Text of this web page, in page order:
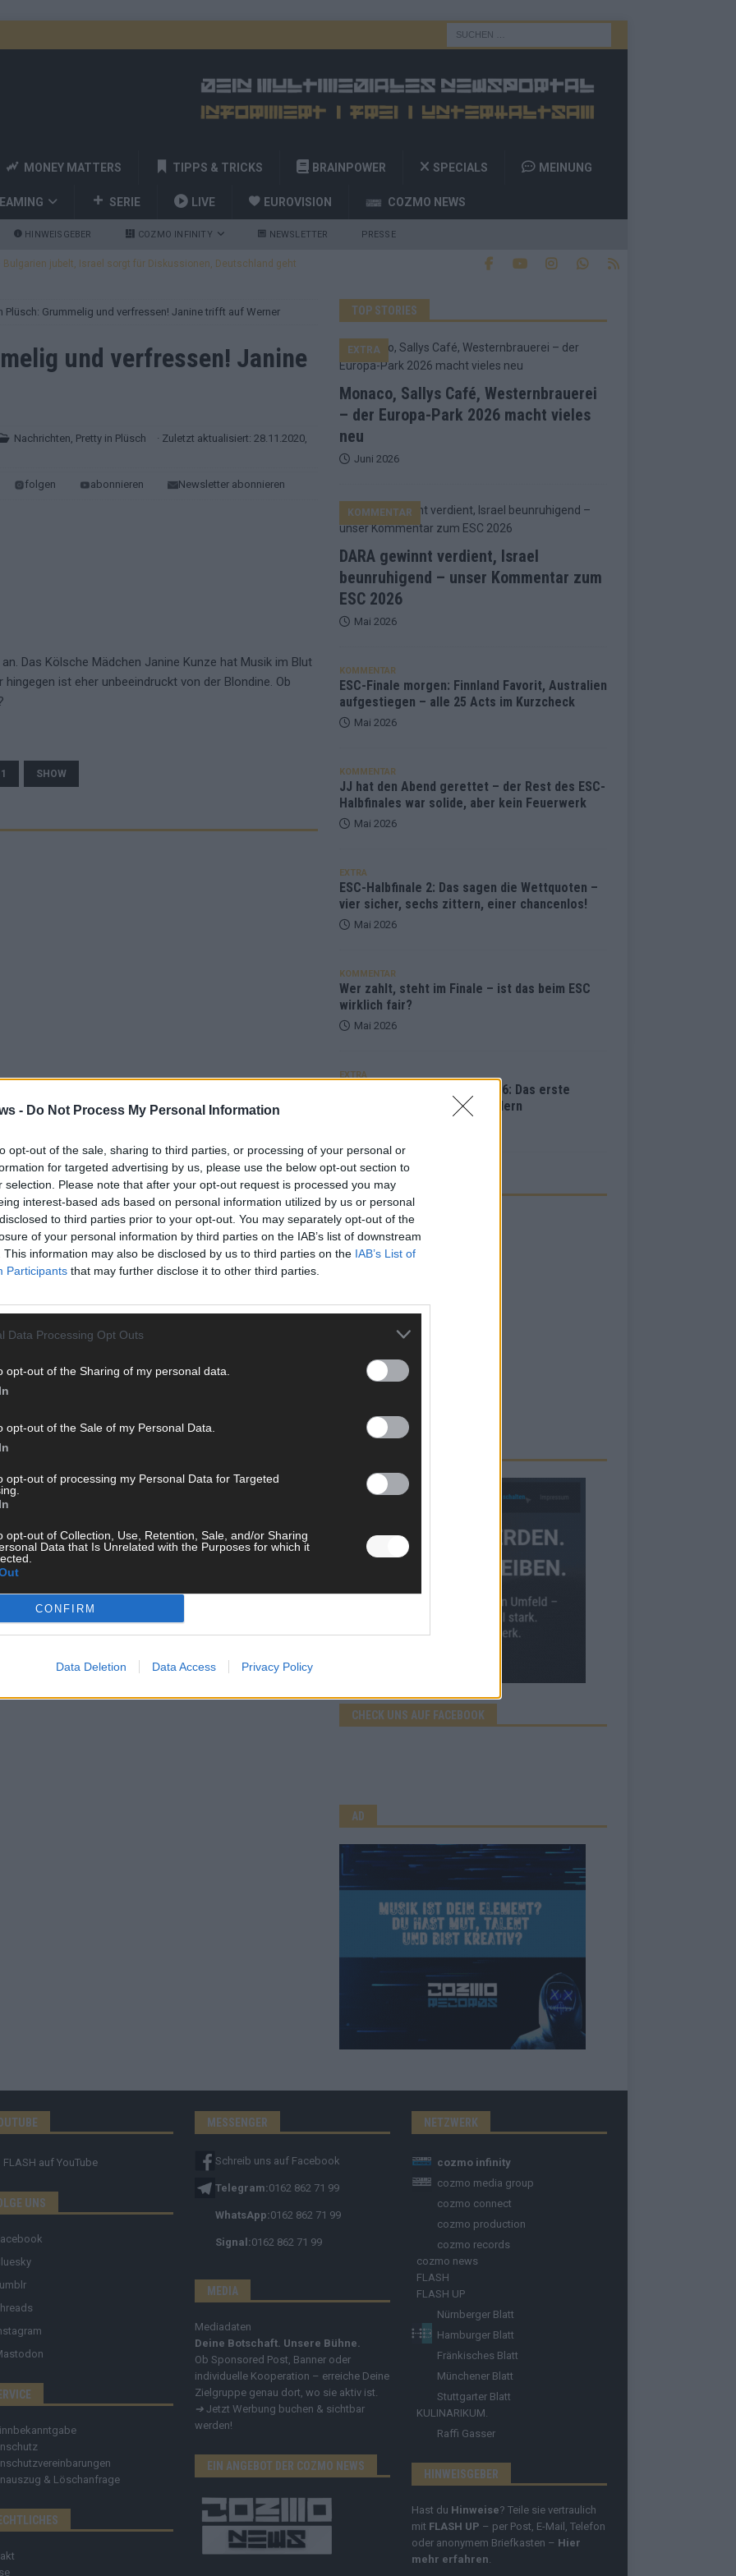
- Do Not Process My Personal Information
opt-out of the sale, sharing to third parties, or processing of your personal or
for targeted advertising by us, please use the below opt-out section to
selection. Please note that after your opt-out request is processed you may
interest-based ads based on personal information utilized by us or personal
to third parties prior to your opt-out. You may separately opt-out of the
of your personal information by third parties on the IAB’s list of downstream
This information may also be disclosed by us to third parties on the IAB’s List of
Participants that may further disclose it to other third parties.
Data Processing Opt Outs
opt-out of the Sharing of my personal data.
opt-out of the Sale of my Personal Data.
opt-out of processing my Personal Data for Targeted
opt-out of Collection, Use, Retention, Sale, and/or Sharing
Data that Is Unrelated with the Purposes for which it
CONFIRM
Data Deletion Data Access Privacy Policy
MONEY MATTERS TIPPS & TRICKS BRAINPOWER SPECIALS MEINUNG
SERIE LIVE EUROVISION COZMO NEWS
HINWEISGEBER COZMO INFINITY NEWSLETTER PRESSE
Bulgarien jubelt, Israel sorgt für Diskussionen, Deutschland geht
und Billy Joel – das ESC-Finale wird eine Party
Startreihenfolge steht, Deutschland singt als Zweites!
Favorit, Australien aufgestiegen – alle 25 Acts im Kurzcheck
Zahl zur Ikone wurde: 70 Jahre ESC-Wertungsgeschichte!
– der Europa-Park 2026 macht vieles neu EXTRA
beunruhigend – unser Kommentar zum ESC 2026
Plüsch: Grummelig und verfressen! Janine trifft auf Werner
und verfressen! Janine
Nachrichten, Pretty in Plüsch
· Zuletzt aktualisiert: 28.11.2020,
folgen abonnieren Newsletter abonnieren
Das Kölsche Mädchen Janine Kunze hat Musik im Blut
ist eher unbeeindruckt von der Blondine. Ob
SHOW
UP
und kuratieren unsere Redakteur alles, was euch wirklich
Team hinter den News, Storys und Videos, die ihr auf
Nachrichten, coole Tipps, spannende Hintergründe
TOP STORIES
Monaco, Sallys Café, Westernbrauerei
– der Europa-Park 2026 macht vieles
neu
EXTRA
Juni 2026
DARA gewinnt verdient, Israel
beunruhigend – unser Kommentar zum
ESC 2026
KOMMENTAR
Mai 2026
KOMMENTAR
ESC-Finale morgen: Finnland Favorit, Australien
aufgestiegen – alle 25 Acts im Kurzcheck
Mai 2026
KOMMENTAR
JJ hat den Abend gerettet – der Rest des ESC-
Halbfinales war solide, aber kein Feuerwerk
Mai 2026
EXTRA
ESC-Halbfinale 2: Das sagen die Wettquoten –
vier sicher, sechs zittern, einer chancenlos!
Mai 2026
KOMMENTAR
Wer zahlt, steht im Finale – ist das beim ESC
wirklich fair?
Mai 2026
EXTRA
Eurovision Song Contest 2026: Das erste
Halbfinale – der Abend in Bildern
AD
CHECK UNS AUF FACEBOOK
AD
FLASH auf YouTube
UNS
& Löschanfrage
MESSENGER
Schreib uns auf Facebook
Telegram:0162 862 71 99
WhatsApp:0162 862 71 99
Signal:0162 862 71 99
MEDIA
Mediadaten
Deine Botschaft. Unsere Bühne.
Ob Sponsored Post, Banner oder
individuelle Kooperation – erreiche Deine
Zielgruppe genau dort, wo sie aktiv ist.
➔ Jetzt Werbung buchen & sichtbar
werden!
EIN ANGEBOT DER COZMO NEWS
NETZWERK
cozmo infinity
cozmo media group
cozmo connect
cozmo production
cozmo records
cozmo news
FLASH
FLASH UP
Nürnberger Blatt
Hamburger Blatt
Fränkisches Blatt
Münchener Blatt
Stuttgarter Blatt
KULINARIKUM.
Raffi Gasser
HINWEISGEBER
Hast du Hinweise? Teile sie vertraulich
mit FLASH UP – per Post, E-Mail, Telefon
oder anonymem Briefkasten – Hier
mehr erfahren.